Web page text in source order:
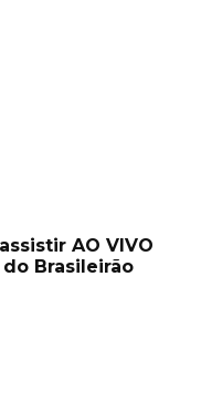
AO VIVO
Brasileirão